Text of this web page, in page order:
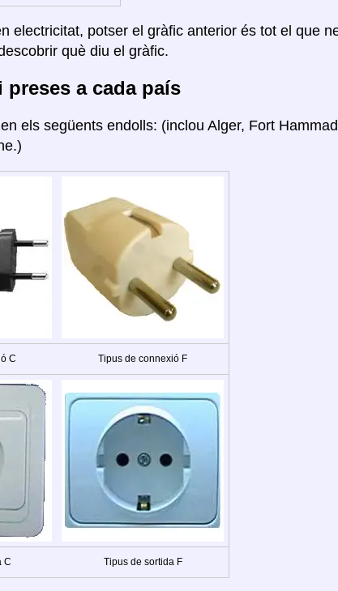
electricitat, potser el gràfic anterior és tot el que
què diu el gràfic.
preses a cada país
els següents endolls: (inclou Alger, Fort
C Tipus de connexió F
C Tipus de sortida F